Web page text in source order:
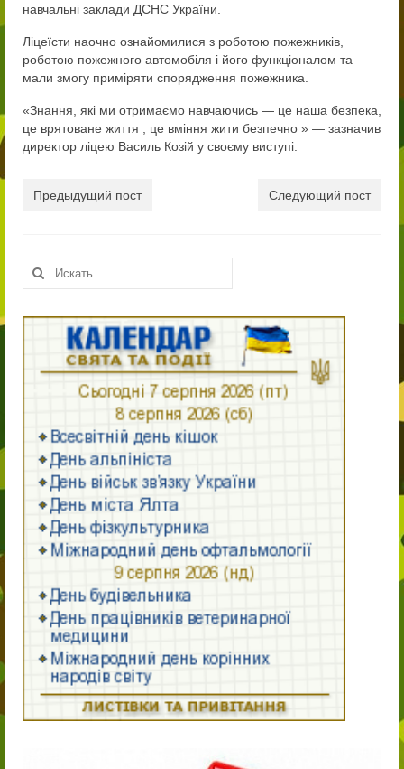
11-й клас
Випускнику 2021
навчальні заклади ДСНС України.
Ліцеїсти наочно ознайомилися з роботою пожежників,
роботою пожежного автомобіля і його функціоналом та
мали змогу приміряти спорядження пожежника.
«Знання, які ми отримаємо навчаючись — це наша безпека,
це врятоване життя , це вміння жити безпечно » — зазначив
директор ліцею Василь Козій у своєму виступі.
Предыдущий пост Следующий пост
Искать: